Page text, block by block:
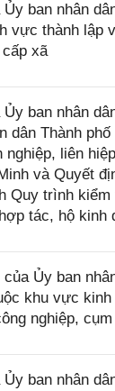
ban nhân
vực thành lập
xã
ban nhân
dân Thành
liên
và Quyết
Quy trình
tác, hộ kinh
Ủy ban
khu vực
nghiệp,
ban nhân